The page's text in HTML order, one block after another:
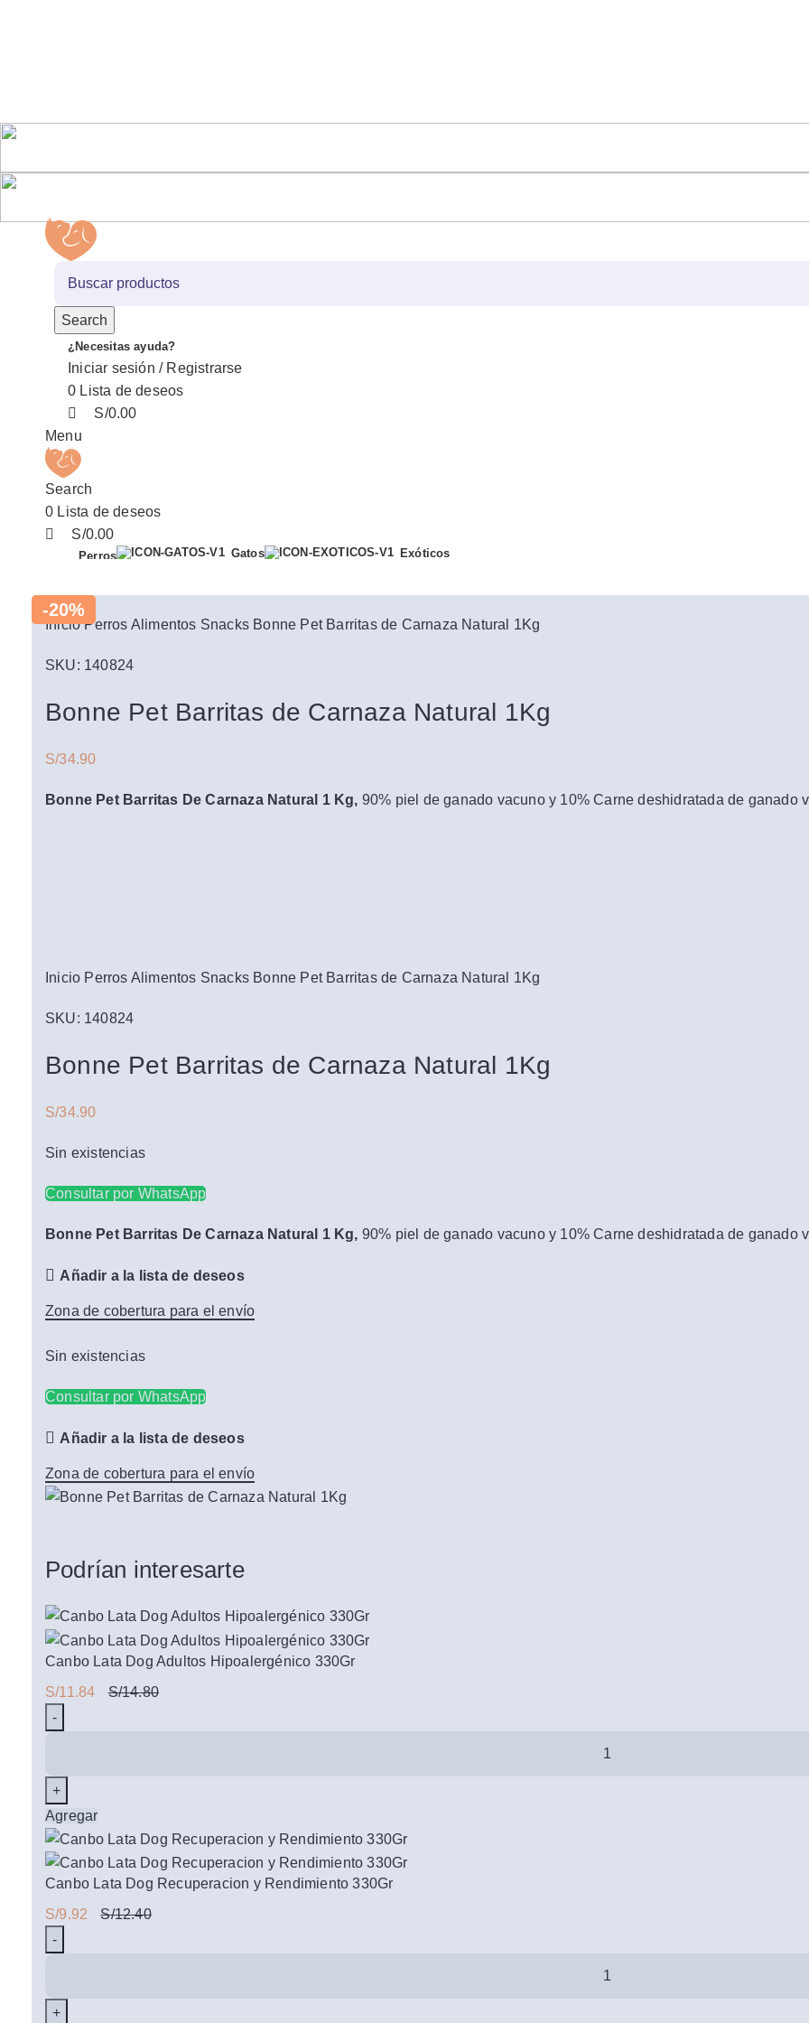
Search
¿Necesitas ayuda?
Iniciar sesión / Registrarse
0 Lista de deseos
S/0.00
Menu
Search
0 Lista de deseos
S/0.00
Perros
Alimento Seco
Gatos
Alimento Seco
Exóticos
InicioPerros Alimentos Snacks Bonne Pet Barritas de Carnaza Natural 1Kg
SKU: 140824
Bonne Pet Barritas de Carnaza Natural 1Kg
S/34.90
Bonne Pet Barritas De Carnaza Natural 1 Kg, 90% piel de ganado vacuno y 10% Carne deshidratada de ganado
Inicio Perros Alimentos Snacks Bonne Pet Barritas de Carnaza Natural 1Kg
SKU: 140824
Bonne Pet Barritas de Carnaza Natural 1Kg
S/34.90
Sin existencias
Consultar por WhatsApp
Bonne Pet Barritas De Carnaza Natural 1 Kg, 90% piel de ganado vacuno y 10% Carne deshidratada de ganado
Añadir a la lista de deseos
Zona de cobertura para el envío
Sin existencias
Consultar por WhatsApp
Añadir a la lista de deseos
Zona de cobertura para el envío
Podrían interesarte
-20%
Canbo Lata Dog Adultos Hipoalergénico 330Gr
S/14.80
S/11.84
Dog
Adultos
Hipoalergénico
330Gr
cantidad
Agregar
-20%
Canbo Lata Dog Recuperacion y Rendimiento 330Gr
S/12.40
S/9.92
Dog